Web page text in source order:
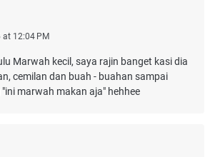
at 12:04 PM
Marwah kecil, saya rajin banget kasi dia
cemilan dan buah - buahan sampai
marwah makan aja" hehhee